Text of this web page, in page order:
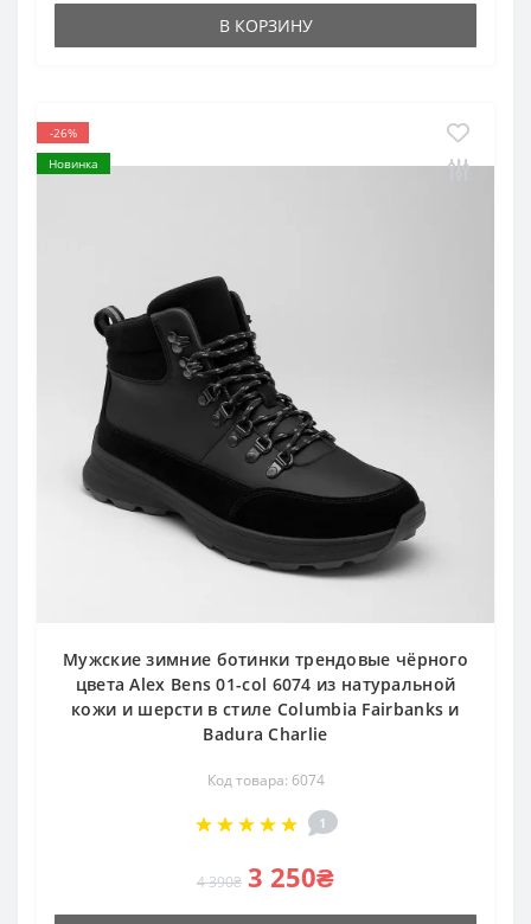
В КОРЗИНУ
-26%
Новинка
Мужские зимние ботинки трендовые чёрного
цвета Alex Bens 01-col 6074 из натуральной
кожи и шерсти в стиле Columbia Fairbanks и
Badura Charlie
Код товара: 6074
1
4 390₴ 3 250₴